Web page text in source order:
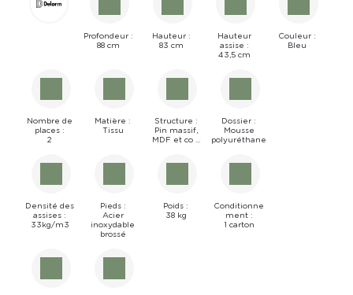
Profondeur :
88 cm
Hauteur :
83 cm
Hauteur
assise :
43,5 cm
Couleur :
Bleu
Nombre de
places :
2
Matière :
Tissu
Structure :
Pin massif,
MDF et co ...
Dossier :
Mousse
polyuréthane
Densité des
assises :
33kg/m3
Pieds :
Acier
inoxydable
brossé
Poids :
38 kg
Conditionne
ment :
1 carton